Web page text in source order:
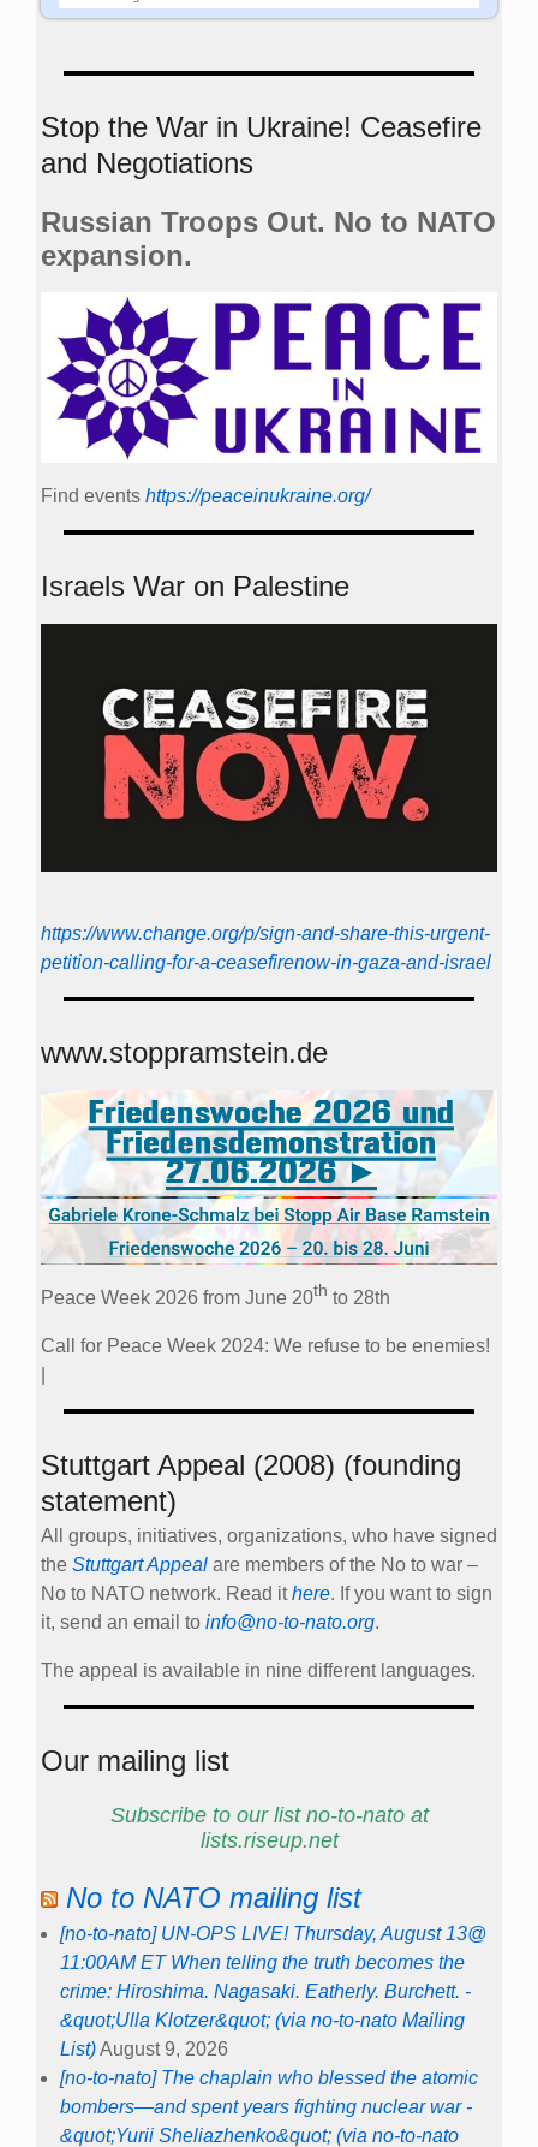
Stop the War in Ukraine! Ceasefire
and Negotiations
Russian Troops Out. No to NATO
expansion.
Find events https://peace­in­ukraine.org/
Israels War on Palestine
https://www.change.org/p/sign-and-share-this-urgent-
petition-calling-for-a-ceasefirenow-in-gaza-and-israel
www.stoppramstein.de
Peace Week 2026 from June 20th to 28th
Call for Peace Week 2024: We refuse to be enemies!
Stuttgart Appeal (2008) (founding
statement)
All groups, initiatives, organizations, who have signed
the Stuttgart Appeal are members of the No to war –
No to NATO network. Read ithere. If you want to sign
it, send an email to info@no-to-nato.org.
The appeal is available in nine different languages.
Our mailing list
Subscribe to our list no-to-nato at
lists.riseup.net
No to NATO mailing list
[no-to-nato] UN-OPS LIVE! Thursday, August 13@
11:00AM ET When telling the truth becomes the
crime: Hiroshima. Nagasaki. Eatherly. Burchett. -
&quot;Ulla Klotzer&quot; (via no-to-nato Mailing
List)August 9, 2026
[no-to-nato] The chaplain who blessed the atomic
bombers—and spent years fighting nuclear war -
&quot;Yurii Sheliazhenko&quot; (via no-to-nato